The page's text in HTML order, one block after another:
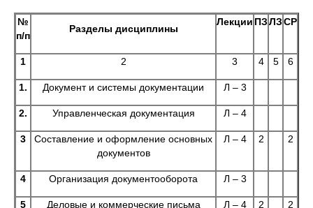
№
п/п
Разделы дисциплины
Лекции ПЗЛЗСР
1 2 3 4 5 6
1. Документ и системы документации Л – 3
2. Управленческая документация Л – 4
3
Составление и оформление основных
документов
Л – 4 2 2
4 Организация документооборота Л – 3
5 Деловые и коммерческие письма Л – 4 2 2